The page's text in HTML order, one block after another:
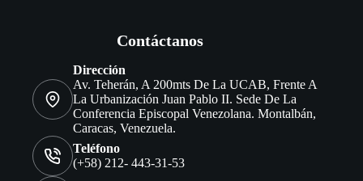
Contáctanos
Dirección
Av. Teherán, A 200mts De La UCAB, Frente A
La Urbanización Juan Pablo II. Sede De La
Conferencia Episcopal Venezolana. Montalbán,
Caracas, Venezuela.
Teléfono
(+58) 212- 443-31-53